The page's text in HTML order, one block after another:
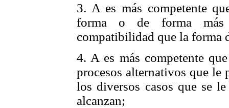
3. A es más competente
forma o de forma más
compatibilidad que la forma
4. A es más competente
procesos alternativos que le
los diversos casos que se
alcanzan;